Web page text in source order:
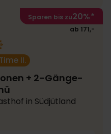
Sparen bis zu20%*
ab 171,-
II.
+ 2-Gänge-
in Südjütland